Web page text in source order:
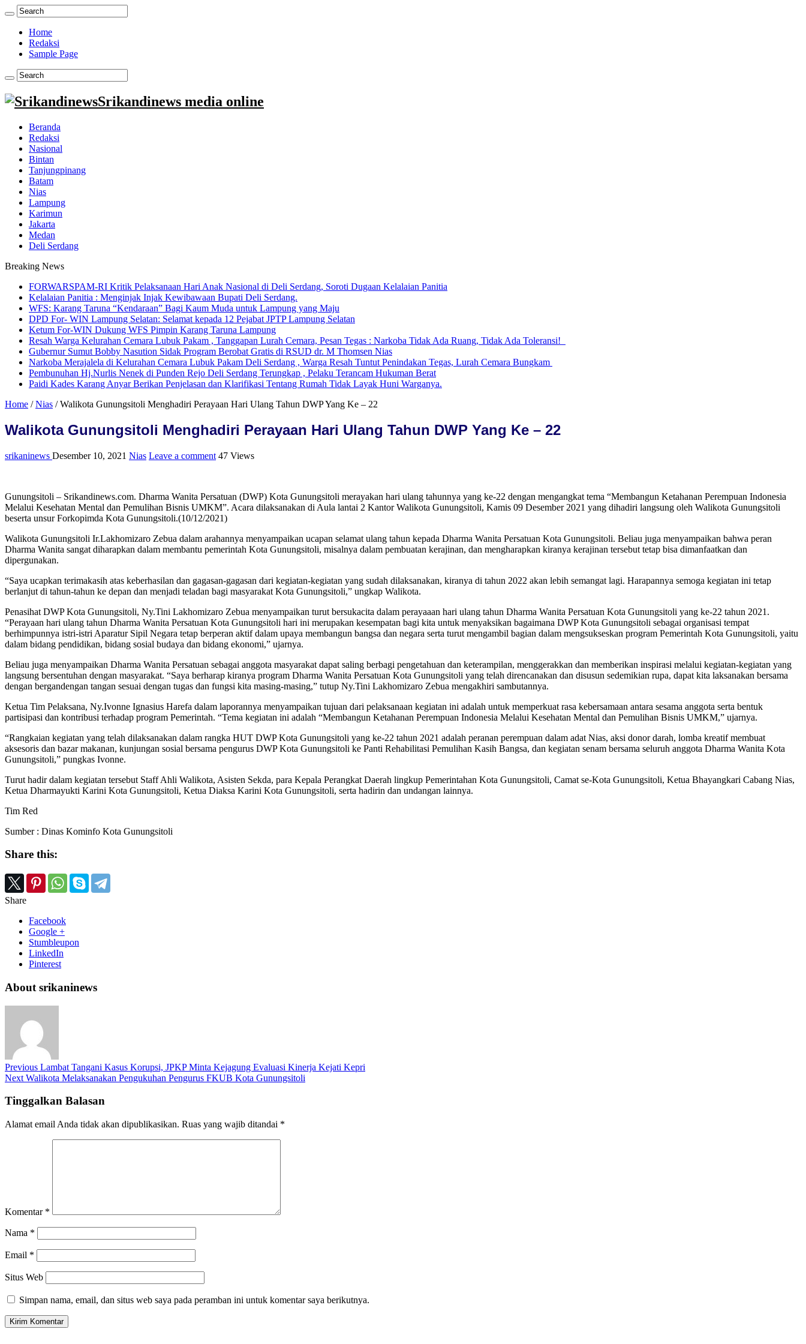
Home
Redaksi
Sample Page
Srikandinews media online
Beranda
Redaksi
Nasional
Bintan
Tanjungpinang
Batam
Nias
Lampung
Karimun
Jakarta
Medan
Deli Serdang
Breaking News
FORWARSPAM-RI Kritik Pelaksanaan Hari Anak Nasional di Deli Serdang, Soroti Dugaan Kelalaian Panitia
Kelalaian Panitia : Menginjak Injak Kewibawaan Bupati Deli Serdang.
WFS: Karang Taruna “Kendaraan” Bagi Kaum Muda untuk Lampung yang Maju
DPD For- WIN Lampung Selatan: Selamat kepada 12 Pejabat JPTP Lampung Selatan
Ketum For-WIN Dukung WFS Pimpin Karang Taruna Lampung
Resah Warga Kelurahan Cemara Lubuk Pakam , Tanggapan Lurah Cemara, Pesan Tegas : Narkoba Tidak Ada Ruang, Tidak Ada Toleransi!
Gubernur Sumut Bobby Nasution Sidak Program Berobat Gratis di RSUD dr. M Thomsen Nias
Narkoba Merajalela di Kelurahan Cemara Lubuk Pakam Deli Serdang , Warga Resah Tuntut Penindakan Tegas, Lurah Cemara Bungkam
Pembunuhan Hj.Nurlis Nenek di Punden Rejo Deli Serdang Terungkap , Pelaku Terancam Hukuman Berat
Paidi Kades Karang Anyar Berikan Penjelasan dan Klarifikasi Tentang Rumah Tidak Layak Huni Warganya.
Home / Nias / Walikota Gunungsitoli Menghadiri Perayaan Hari Ulang Tahun DWP Yang Ke – 22
Walikota Gunungsitoli Menghadiri Perayaan Hari Ulang Tahun DWP Yang Ke – 22
srikaninews Desember 10, 2021 Nias Leave a comment 47 Views
Gunungsitoli – Srikandinews.com. Dharma Wanita Persatuan (DWP) Kota Gunungsitoli merayakan hari ulang tahunnya yang ke-22 dengan mengangkat tema “Membangun Ketahanan Perempuan Indonesia
Melalui Kesehatan Mental dan Pemulihan Bisnis UMKM”. Acara dilaksanakan di Aula lantai 2 Kantor Walikota Gunungsitoli, Kamis 09 Desember 2021 yang dihadiri langsung oleh Walikota Gunungsitoli
beserta unsur Forkopimda Kota Gunungsitoli.(10/12/2021)
Walikota Gunungsitoli Ir.Lakhomizaro Zebua dalam arahannya menyampaikan ucapan selamat ulang tahun kepada Dharma Wanita Persatuan Kota Gunungsitoli. Beliau juga menyampaikan bahwa peran
Dharma Wanita sangat diharapkan dalam membantu pemerintah Kota Gunungsitoli, misalnya dalam pembuatan kerajinan, dan mengharapkan kiranya kerajinan tersebut tetap bisa dimanfaatkan dan
dipergunakan.
“Saya ucapkan terimakasih atas keberhasilan dan gagasan-gagasan dari kegiatan-kegiatan yang sudah dilaksanakan, kiranya di tahun 2022 akan lebih semangat lagi. Harapannya semoga kegiatan ini tetap
berlanjut di tahun-tahun ke depan dan menjadi teladan bagi masyarakat Kota Gunungsitoli,” ungkap Walikota.
Penasihat DWP Kota Gunungsitoli, Ny.Tini Lakhomizaro Zebua menyampaikan turut bersukacita dalam perayaaan hari ulang tahun Dharma Wanita Persatuan Kota Gunungsitoli yang ke-22 tahun 2021.
“Perayaan hari ulang tahun Dharma Wanita Persatuan Kota Gunungsitoli hari ini merupakan kesempatan bagi kita untuk menyaksikan bagaimana DWP Kota Gunungsitoli sebagai organisasi tempat
berhimpunnya istri-istri Aparatur Sipil Negara tetap berperan aktif dalam upaya membangun bangsa dan negara serta turut mengambil bagian dalam mengsukseskan program Pemerintah Kota Gunungsitoli, yaitu
dalam bidang pendidikan, bidang sosial budaya dan bidang ekonomi,” ujarnya.
Beliau juga menyampaikan Dharma Wanita Persatuan sebagai anggota masyarakat dapat saling berbagi pengetahuan dan keterampilan, menggerakkan dan memberikan inspirasi melalui kegiatan-kegiatan yang
langsung bersentuhan dengan masyarakat. “Saya berharap kiranya program Dharma Wanita Persatuan Kota Gunungsitoli yang telah direncanakan dan disusun sedemikian rupa, dapat kita laksanakan bersama
dengan bergandengan tangan sesuai dengan tugas dan fungsi kita masing-masing,” tutup Ny.Tini Lakhomizaro Zebua mengakhiri sambutannya.
Ketua Tim Pelaksana, Ny.Ivonne Ignasius Harefa dalam laporannya menyampaikan tujuan dari pelaksanaan kegiatan ini adalah untuk memperkuat rasa kebersamaan antara sesama anggota serta bentuk
partisipasi dan kontribusi terhadap program Pemerintah. “Tema kegiatan ini adalah “Membangun Ketahanan Perempuan Indonesia Melalui Kesehatan Mental dan Pemulihan Bisnis UMKM,” ujarnya.
“Rangkaian kegiatan yang telah dilaksanakan dalam rangka HUT DWP Kota Gunungsitoli yang ke-22 tahun 2021 adalah peranan perempuan dalam adat Nias, aksi donor darah, lomba kreatif membuat
aksesoris dan bazar makanan, kunjungan sosial bersama pengurus DWP Kota Gunungsitoli ke Panti Rehabilitasi Pemulihan Kasih Bangsa, dan kegiatan senam bersama seluruh anggota Dharma Wanita Kota
Gunungsitoli,” pungkas Ivonne.
Turut hadir dalam kegiatan tersebut Staff Ahli Walikota, Asisten Sekda, para Kepala Perangkat Daerah lingkup Pemerintahan Kota Gunungsitoli, Camat se-Kota Gunungsitoli, Ketua Bhayangkari Cabang Nias,
Ketua Dharmayukti Karini Kota Gunungsitoli, Ketua Diaksa Karini Kota Gunungsitoli, serta hadirin dan undangan lainnya.
Tim Red
Sumber : Dinas Kominfo Kota Gunungsitoli
Share this:
Share
Facebook
Google +
Stumbleupon
LinkedIn
Pinterest
About srikaninews
Previous Lambat Tangani Kasus Korupsi, JPKP Minta Kejagung Evaluasi Kinerja Kejati Kepri
Next Walikota Melaksanakan Pengukuhan Pengurus FKUB Kota Gunungsitoli
Tinggalkan Balasan
Alamat email Anda tidak akan dipublikasikan. Ruas yang wajib ditandai *
Komentar *
Nama *
Email *
Situs Web
Simpan nama, email, dan situs web saya pada peramban ini untuk komentar saya berikutnya.